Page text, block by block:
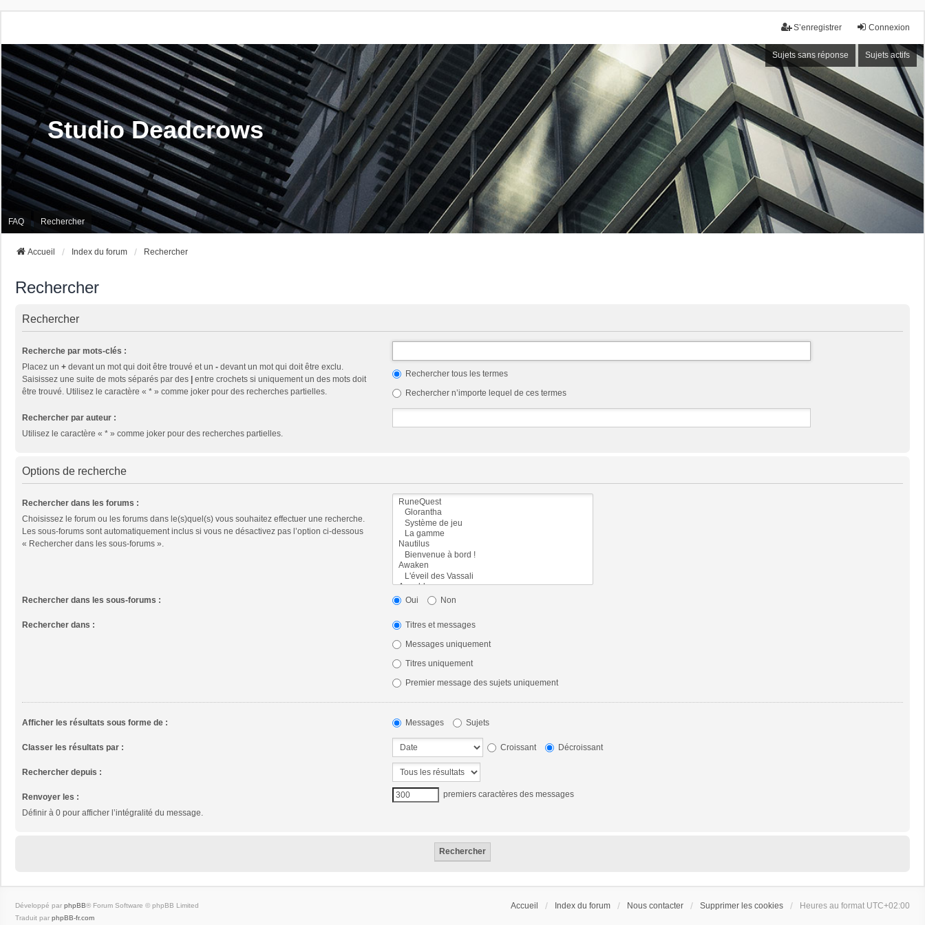
Connexion
S’enregistrer
Sujets sans réponse Sujets actifs
Studio Deadcrows
FAQ Rechercher
Accueil Index du forum Rechercher
Rechercher
Rechercher
Recherche par mots-clés :
Placez un + devant un mot qui doit être trouvé et un - devant un mot qui doit être exclu.
Saisissez une suite de mots séparés par des | entre crochets si uniquement un des mots doit
être trouvé. Utilisez le caractère « * » comme joker pour des recherches partielles.
Rechercher tous les termes
Rechercher n’importe lequel de ces termes
Rechercher par auteur :
Utilisez le caractère « * » comme joker pour des recherches partielles.
Options de recherche
Rechercher dans les forums :
Choisissez le forum ou les forums dans le(s)quel(s) vous souhaitez effectuer une recherche.
Les sous-forums sont automatiquement inclus si vous ne désactivez pas l’option ci-dessous
« Rechercher dans les sous-forums ».
Rechercher dans les sous-forums : Oui Non
Rechercher dans :
Titres et messages
Messages uniquement
Titres uniquement
Premier message des sujets uniquement
Afficher les résultats sous forme de : Messages Sujets
Classer les résultats par : Croissant Décroissant
Rechercher depuis :
Renvoyer les :
Définir à 0 pour afficher l’intégralité du message.
premiers caractères des messages
Accueil Index du forum Nous contacter Supprimer les cookies Heures au format UTC+02:00
Développé par phpBB® Forum Software © phpBB Limited
Traduit par phpBB-fr.com